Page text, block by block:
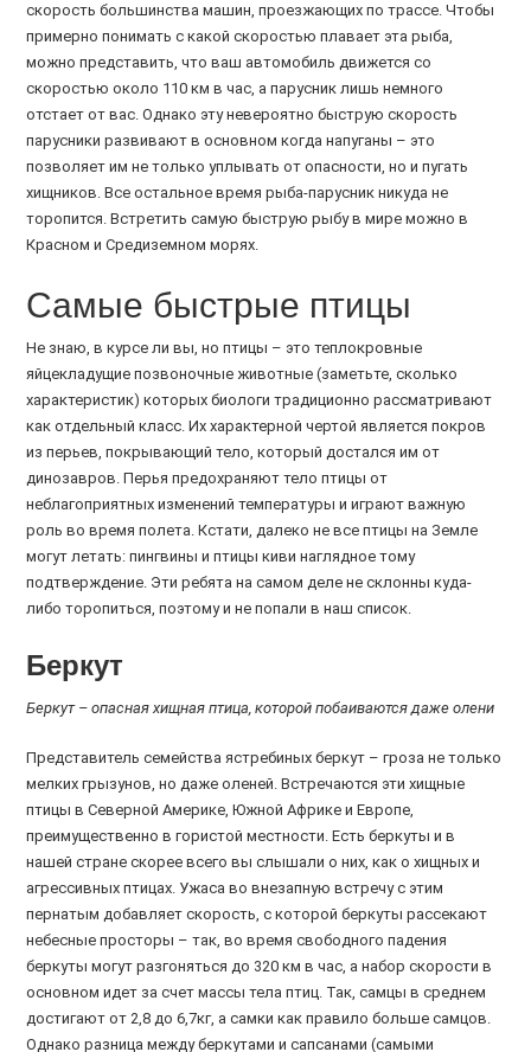
скорость большинства машин, проезжающих по трассе. Чтобы
примерно понимать с какой скоростью плавает эта рыба,
можно представить, что ваш автомобиль движется со
скоростью около 110 км в час, а парусник лишь немного
отстает от вас. Однако эту невероятно быструю скорость
парусники развивают в основном когда напуганы – это
позволяет им не только уплывать от опасности, но и пугать
хищников. Все остальное время рыба-парусник никуда не
торопится. Встретить самую быструю рыбу в мире можно в
Красном и Средиземном морях.
Самые быстрые птицы
Не знаю, в курсе ли вы, но птицы – это теплокровные
яйцекладущие позвоночные животные (заметьте, сколько
характеристик) которых биологи традиционно рассматривают
как отдельный класс. Их характерной чертой является покров
из перьев, покрывающий тело, который достался им от
динозавров. Перья предохраняют тело птицы от
неблагоприятных изменений температуры и играют важную
роль во время полета. Кстати, далеко не все птицы на Земле
могут летать: пингвины и птицы киви наглядное тому
подтверждение. Эти ребята на самом деле не склонны куда-
либо торопиться, поэтому и не попали в наш список.
Беркут
Беркут – опасная хищная птица, которой побаиваются даже олени
Представитель семейства ястребиных беркут – гроза не только
мелких грызунов, но даже оленей. Встречаются эти хищные
птицы в Северной Америке, Южной Африке и Европе,
преимущественно в гористой местности. Есть беркуты и в
нашей стране скорее всего вы слышали о них, как о хищных и
агрессивных птицах. Ужаса во внезапную встречу с этим
пернатым добавляет скорость, с которой беркуты рассекают
небесные просторы – так, во время свободного падения
беркуты могут разгоняться до 320 км в час, а набор скорости в
основном идет за счет массы тела птиц. Так, самцы в среднем
достигают от 2,8 до 6,7кг, а самки как правило больше самцов.
Однако разница между беркутами и сапсанами (самыми